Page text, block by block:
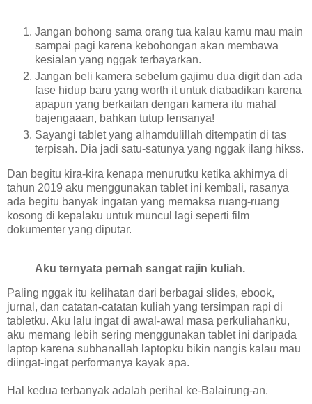
Jangan bohong sama orang tua kalau kamu mau main
sampai pagi karena kebohongan akan membawa
kesialan yang nggak terbayarkan.
Jangan beli kamera sebelum gajimu dua digit dan ada
fase hidup baru yang worth it untuk diabadikan karena
apapun yang berkaitan dengan kamera itu mahal
bajengaaan, bahkan tutup lensanya!
Sayangi tablet yang alhamdulillah ditempatin di tas
terpisah. Dia jadi satu-satunya yang nggak ilang hikss.
Dan begitu kira-kira kenapa menurutku ketika akhirnya di
tahun 2019 aku menggunakan tablet ini kembali, rasanya
ada begitu banyak ingatan yang memaksa ruang-ruang
kosong di kepalaku untuk muncul lagi seperti film
dokumenter yang diputar.
Aku ternyata pernah sangat rajin kuliah.
Paling nggak itu kelihatan dari berbagai slides, ebook,
jurnal, dan catatan-catatan kuliah yang tersimpan rapi di
tabletku. Aku lalu ingat di awal-awal masa perkuliahanku,
aku memang lebih sering menggunakan tablet ini daripada
laptop karena subhanallah laptopku bikin nangis kalau mau
diingat-ingat performanya kayak apa.
Hal kedua terbanyak adalah perihal ke-Balairung-an.